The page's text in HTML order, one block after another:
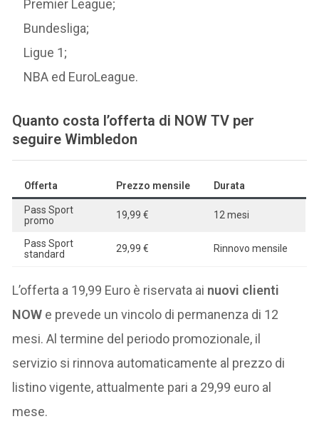
Premier League;
Bundesliga;
Ligue 1;
NBA ed EuroLeague.
Quanto costa l’offerta di NOW TV per
seguire Wimbledon
Offerta Prezzo mensile Durata
Pass Sport
promo
19,99 € 12 mesi
Pass Sport
standard
29,99 € Rinnovo mensile
L’offerta a 19,99 Euro è riservata ai nuovi clienti
NOW e prevede un vincolo di permanenza di 12
mesi. Al termine del periodo promozionale, il
servizio si rinnova automaticamente al prezzo di
listino vigente, attualmente pari a 29,99 euro al
mese.